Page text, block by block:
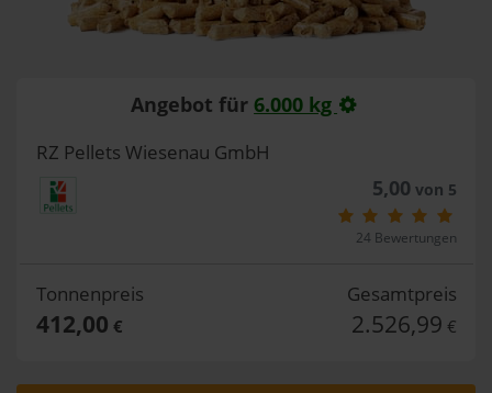
Angebot für 6.000 kg
RZ Pellets Wiesenau GmbH
5,00 von 5
24 Bewertungen
Tonnenpreis
412,00 €
Gesamtpreis
2.526,99 €